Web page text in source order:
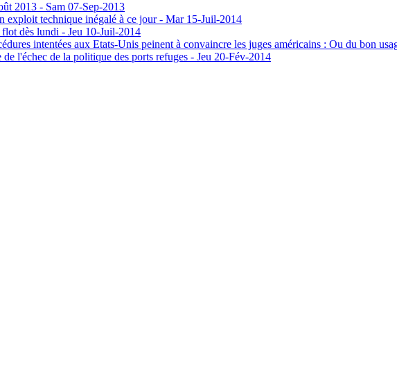
2013 - Sam 07-Sep-2013
exploit technique inégalé à ce jour - Mar 15-Juil-2014
dès lundi - Jeu 10-Juil-2014
intentées aux Etats-Unis peinent à convaincre les juges américains : Ou du bon
l'échec de la politique des ports refuges - Jeu 20-Fév-2014